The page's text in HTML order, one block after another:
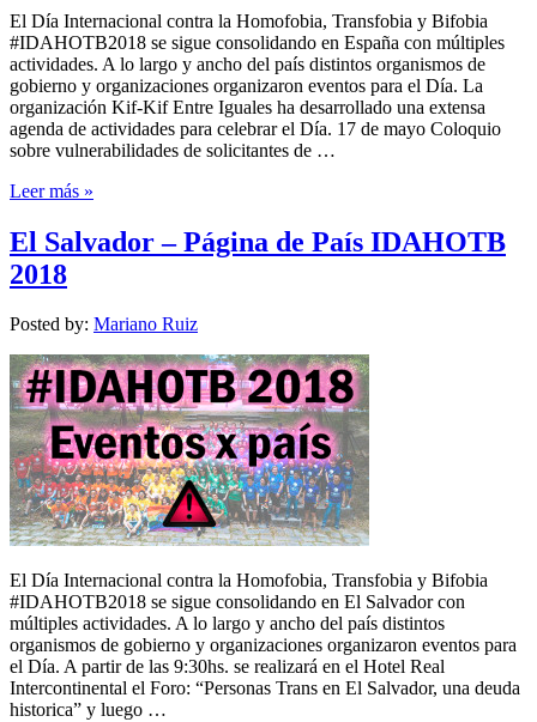
El Día Internacional contra la Homofobia, Transfobia y Bifobia
#IDAHOTB2018 se sigue consolidando en España con múltiples
actividades. A lo largo y ancho del país distintos organismos de
gobierno y organizaciones organizaron eventos para el Día. La
organización Kif-Kif Entre Iguales ha desarrollado una extensa
agenda de actividades para celebrar el Día. 17 de mayo Coloquio
sobre vulnerabilidades de solicitantes de …
Leer más »
El Salvador – Página de País IDAHOTB
2018
Posted by: Mariano Ruiz
El Día Internacional contra la Homofobia, Transfobia y Bifobia
#IDAHOTB2018 se sigue consolidando en El Salvador con
múltiples actividades. A lo largo y ancho del país distintos
organismos de gobierno y organizaciones organizaron eventos para
el Día. A partir de las 9:30hs. se realizará en el Hotel Real
Intercontinental el Foro: “Personas Trans en El Salvador, una deuda
historica” y luego …